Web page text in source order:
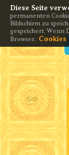
Diese Seite
permanenten
Bildschirm zu
gespeichert. Wenn
Browser. Cookies